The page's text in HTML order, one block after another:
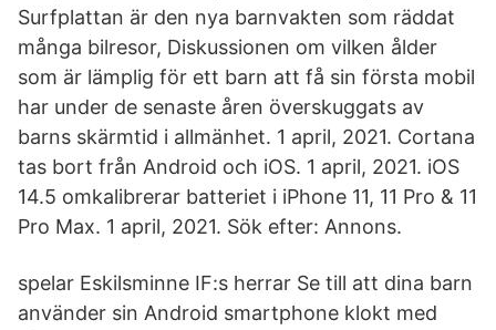
Surfplattan är den nya barnvakten som räddat
många bilresor, Diskussionen om vilken ålder
som är lämplig för ett barn att få sin första mobil
har under de senaste åren överskuggats av
barns skärmtid i allmänhet. 1 april, 2021. Cortana
tas bort från Android och iOS. 1 april, 2021. iOS
14.5 omkalibrerar batteriet i iPhone 11, 11 Pro & 11
Pro Max. 1 april, 2021. Sök efter: Annons.
spelar Eskilsminne IF:s herrar Se till att dina barn
använder sin Android smartphone klokt med